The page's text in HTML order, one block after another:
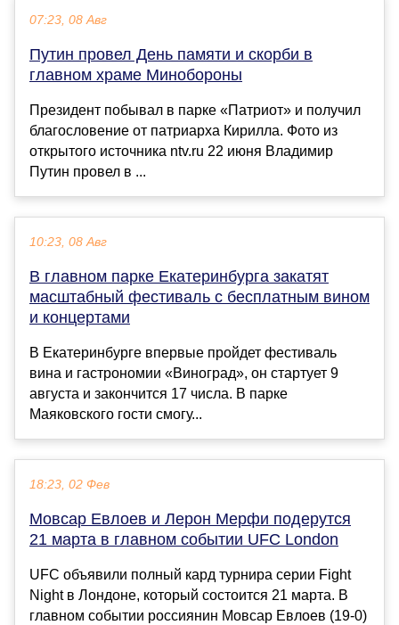
07:23, 08 Авг
Путин провел День памяти и скорби в
главном храме Минобороны
Президент побывал в парке «Патриот» и получил
благословение от патриарха Кирилла. Фото из
открытого источника ntv.ru 22 июня Владимир
Путин провел в ...
10:23, 08 Авг
В главном парке Екатеринбурга закатят
масштабный фестиваль с бесплатным вином
и концертами
В Екатеринбурге впервые пройдет фестиваль
вина и гастрономии «Виноград», он стартует 9
августа и закончится 17 числа. В парке
Маяковского гости смогу...
18:23, 02 Фев
Мовсар Евлоев и Лерон Мерфи подерутся
21 марта в главном событии UFC London
UFC объявили полный кард турнира серии Fight
Night в Лондоне, который состоится 21 марта. В
главном событии россиянин Мовсар Евлоев (19-0)